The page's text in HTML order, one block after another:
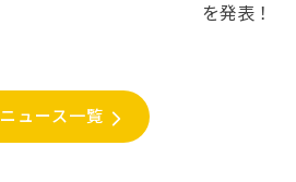
を発表！
ニュース一覧